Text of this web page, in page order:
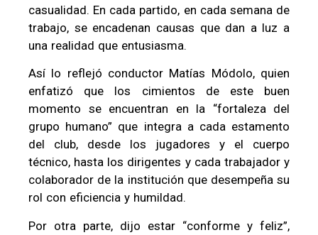
casualidad. En cada partido, en cada semana de
trabajo, se encadenan causas que dan a luz a
una realidad que entusiasma.
Así lo reflejó conductor Matías Módolo, quien
enfatizó que los cimientos de este buen
momento se encuentran en la “fortaleza del
grupo humano” que integra a cada estamento
del club, desde los jugadores y el cuerpo
técnico, hasta los dirigentes y cada trabajador y
colaborador de la institución que desempeña su
rol con eficiencia y humildad.
Por otra parte, dijo estar “conforme y feliz”,